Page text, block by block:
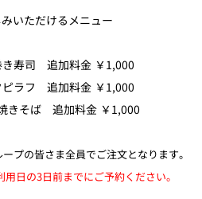
いただけるメニュー
き寿司 追加料金 ￥1,000
ピラフ 追加料金 ￥1,000
きそば 追加料金 ￥1,000
プの皆さま全員でご注文となります。
日の3日前までにご予約ください。